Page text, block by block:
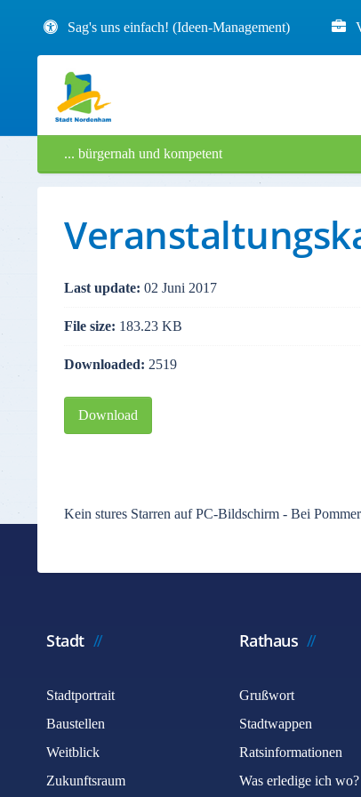
Sag's uns einfach! (Ideen-Management)
... bürgernah und kompetent
Last update: 02 Juni 2017
File size: 183.23 KB
Downloaded: 2519
Download
Kein stures Starren auf PC-Bildschirm - Bei
Stadt
Stadtportrait
Baustellen
Weitblick
Zukunftsraum
Rathaus
Grußwort
Stadtwappen
Ratsinformationen
Was erledige ich wo?